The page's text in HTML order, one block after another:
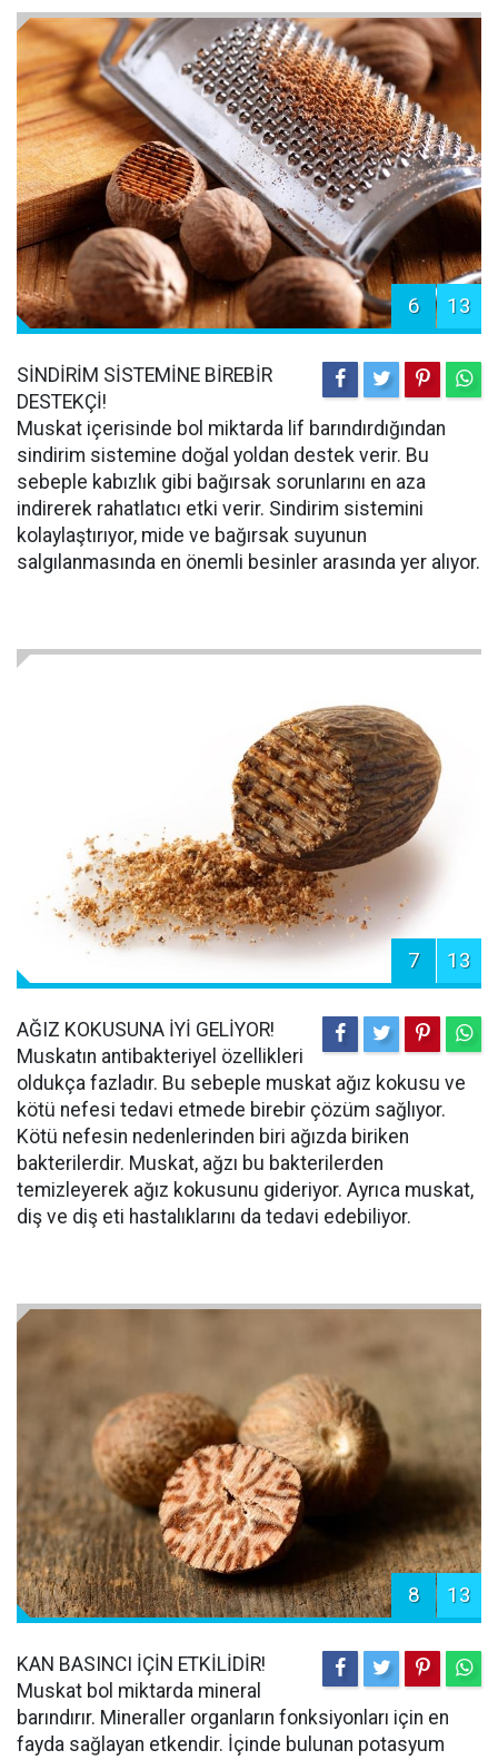
6 13
SİNDİRİM SİSTEMİNE BİREBİR
DESTEKÇİ!
Muskat içerisinde bol miktarda lif barındırdığından
sindirim sistemine doğal yoldan destek verir. Bu
sebeple kabızlık gibi bağırsak sorunlarını en aza
indirerek rahatlatıcı etki verir. Sindirim sistemini
kolaylaştırıyor, mide ve bağırsak suyunun
salgılanmasında en önemli besinler arasında yer alıyor.
7 13
AĞIZ KOKUSUNA İYİ GELİYOR!
Muskatın antibakteriyel özellikleri
oldukça fazladır. Bu sebeple muskat ağız kokusu ve
kötü nefesi tedavi etmede birebir çözüm sağlıyor.
Kötü nefesin nedenlerinden biri ağızda biriken
bakterilerdir. Muskat, ağzı bu bakterilerden
temizleyerek ağız kokusunu gideriyor. Ayrıca muskat,
diş ve diş eti hastalıklarını da tedavi edebiliyor.
8 13
KAN BASINCI İÇİN ETKİLİDİR!
Muskat bol miktarda mineral
barındırır. Mineraller organların fonksiyonları için en
fayda sağlayan etkendir. İçinde bulunan potasyum